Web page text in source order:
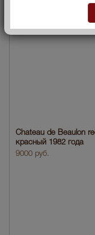
Chateau de Beaulon
красный 1982 года
9000 руб.